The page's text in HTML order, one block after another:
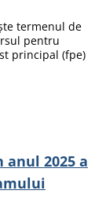
termenul de
pentru
principal (fpe)
anul 2025 a